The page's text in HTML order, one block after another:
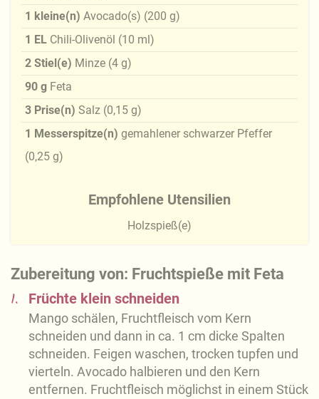
Zubereitung von: Fruchtspieße mit Feta
1. Früchte klein schneiden
Mango schälen, Fruchtfleisch vom Kern
schneiden und dann in ca. 1 cm dicke Spalten
schneiden. Feigen waschen, trocken tupfen und
vierteln. Avocado halbieren und den Kern
entfernen. Fruchtfleisch möglichst in einem Stück
1 kleine(n) Avocado(s) (200 g)
1 EL Chili-Olivenöl (10 ml)
2 Stiel(e) Minze (4 g)
90 g Feta
3 Prise(n) Salz (0,15 g)
1 Messerspitze(n) gemahlener schwarzer Pfeffer
(0,25 g)
Empfohlene Utensilien
Holzspieß(e)